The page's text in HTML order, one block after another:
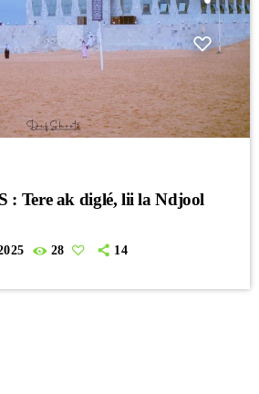
: Tere ak diglé, lii la Ndjool
28 14